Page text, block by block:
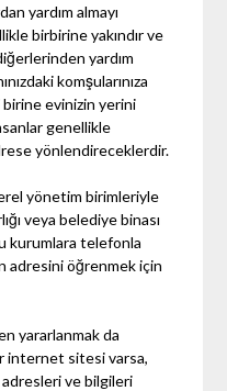
yardım almayı
birbirine yakındır ve
yardım
komşularınıza
birine evinizin yerini
genellikle
yönlendireceklerdir.
yönetim birimleriyle
veya belediye binası
kurumlara telefonla
adresini öğrenmek için
yararlanmak da
internet sitesi varsa,
ve bilgileri